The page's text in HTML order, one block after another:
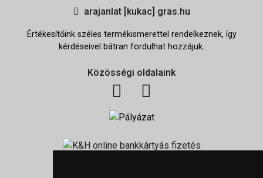
arajanlat [kukac] gras.hu
Értékesítőink széles termékismerettel rendelkeznek, így
kérdéseivel bátran fordulhat hozzájuk.
Közösségi oldalaink